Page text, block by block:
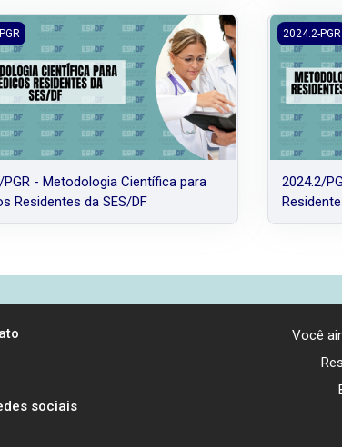
- Metodologia Científica para Médicos Residentes da
PGR - Metodologia Científica para
Residentes da SES/DF
2024.2/
2024.2-PGR
2024.2/
sociais
Você